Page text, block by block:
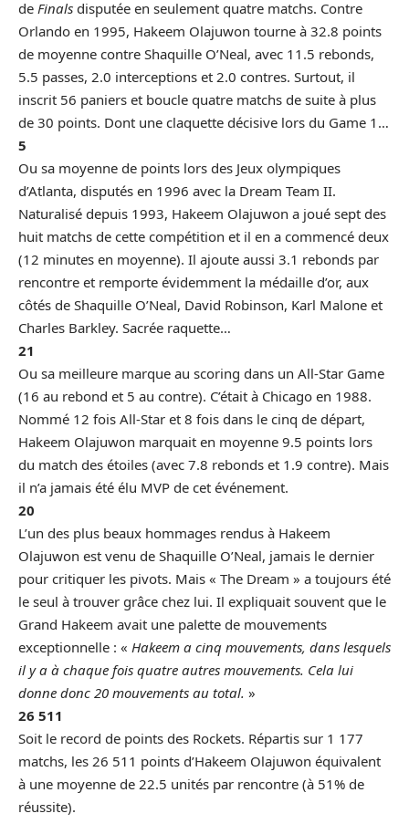
de Finals disputée en seulement quatre matchs. Contre
Orlando en 1995, Hakeem Olajuwon tourne à 32.8 points
de moyenne contre Shaquille O’Neal, avec 11.5 rebonds,
5.5 passes, 2.0 interceptions et 2.0 contres. Surtout, il
inscrit 56 paniers et boucle quatre matchs de suite à plus
de 30 points. Dont une claquette décisive lors du Game 1…
5
Ou sa moyenne de points lors des Jeux olympiques
d’Atlanta, disputés en 1996 avec la Dream Team II.
Naturalisé depuis 1993, Hakeem Olajuwon a joué sept des
huit matchs de cette compétition et il en a commencé deux
(12 minutes en moyenne). Il ajoute aussi 3.1 rebonds par
rencontre et remporte évidemment la médaille d’or, aux
côtés de Shaquille O’Neal, David Robinson, Karl Malone et
Charles Barkley. Sacrée raquette…
21
Ou sa meilleure marque au scoring dans un All-Star Game
(16 au rebond et 5 au contre). C’était à Chicago en 1988.
Nommé 12 fois All-Star et 8 fois dans le cinq de départ,
Hakeem Olajuwon marquait en moyenne 9.5 points lors
du match des étoiles (avec 7.8 rebonds et 1.9 contre). Mais
il n’a jamais été élu MVP de cet événement.
20
L’un des plus beaux hommages rendus à Hakeem
Olajuwon est venu de Shaquille O’Neal, jamais le dernier
pour critiquer les pivots. Mais « The Dream » a toujours été
le seul à trouver grâce chez lui. Il expliquait souvent que le
Grand Hakeem avait une palette de mouvements
exceptionnelle : « Hakeem a cinq mouvements, dans lesquels
il y a à chaque fois quatre autres mouvements. Cela lui
donne donc 20 mouvements au total. »
26 511
Soit le record de points des Rockets. Répartis sur 1 177
matchs, les 26 511 points d’Hakeem Olajuwon équivalent
à une moyenne de 22.5 unités par rencontre (à 51% de
réussite).